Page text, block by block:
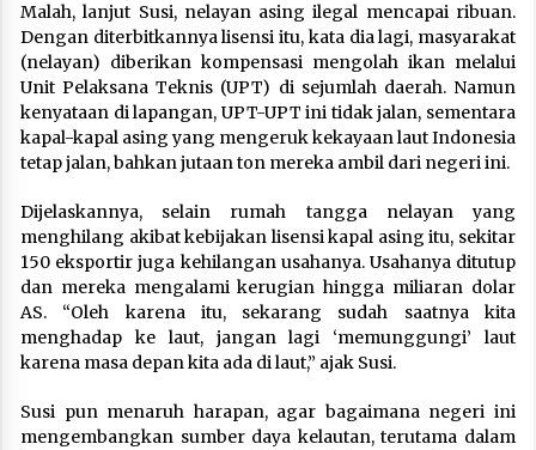
Malah, lanjut Susi, nelayan asing ilegal mencapai ribuan.
Dengan diterbitkannya lisensi itu, kata dia lagi, masyarakat
(nelayan) diberikan kompensasi mengolah ikan melalui
Unit Pelaksana Teknis (UPT) di sejumlah daerah. Namun
kenyataan di lapangan, UPT-UPT ini tidak jalan, sementara
kapal-kapal asing yang mengeruk kekayaan laut Indonesia
tetap jalan, bahkan jutaan ton mereka ambil dari negeri ini.
Dijelaskannya, selain rumah tangga nelayan yang
menghilang akibat kebijakan lisensi kapal asing itu, sekitar
150 eksportir juga kehilangan usahanya. Usahanya ditutup
dan mereka mengalami kerugian hingga miliaran dolar
AS. “Oleh karena itu, sekarang sudah saatnya kita
menghadap ke laut, jangan lagi ‘memunggungi’ laut
karena masa depan kita ada di laut,” ajak Susi.
Susi pun menaruh harapan, agar bagaimana negeri ini
mengembangkan sumber daya kelautan, terutama dalam